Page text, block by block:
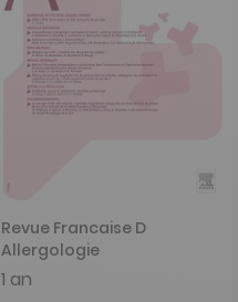
Revue Francaise D
Allergologie
1 an